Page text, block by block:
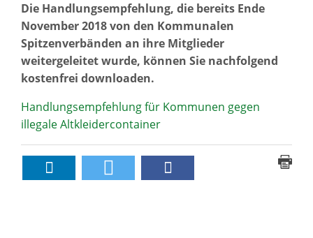
Die Handlungsempfehlung, die bereits Ende
November 2018 von den Kommunalen
Spitzenverbänden an ihre Mitglieder
weitergeleitet wurde, können Sie nachfolgend
kostenfrei downloaden.
Handlungsempfehlung für Kommunen gegen
illegale Altkleidercontainer